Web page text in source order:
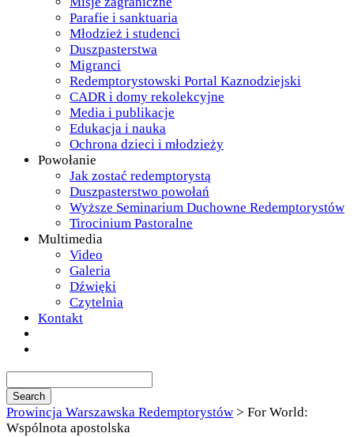
Parafie i sanktuaria
Młodzież i studenci
Duszpasterstwa
Migranci
Redemptorystowski Portal Kaznodziejski
CADR i domy rekolekcyjne
Media i publikacje
Edukacja i nauka
Ochrona dzieci i młodzieży
Powołanie
Jak zostać redemptorystą
Duszpasterstwo powołań
Wyższe Seminarium Duchowne Redemptorystów
Tirocinium Pastoralne
Multimedia
Video
Galeria
Dźwięki
Czytelnia
Kontakt
Prowincja Warszawska Redemptorystów > For World:
Wspólnota apostolska